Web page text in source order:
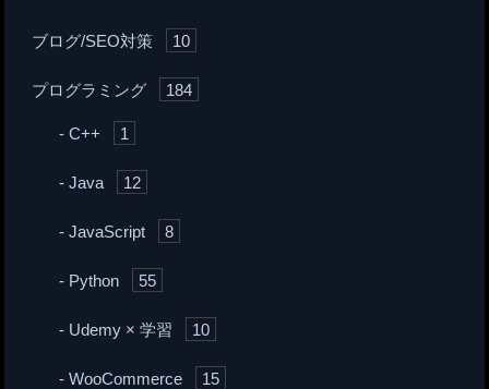
ブログ/SEO対策 10
プログラミング 184
C++ 1
Java 12
JavaScript 8
Python 55
Udemy × 学習 10
WooCommerce 15